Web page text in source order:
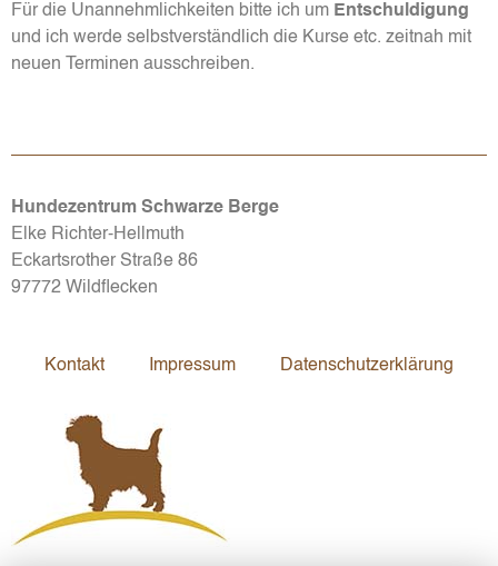
Für die Unannehmlichkeiten bitte ich um Entschuldigung
und ich werde selbstverständlich die Kurse etc. zeitnah mit
neuen Terminen ausschreiben.
Hundezentrum Schwarze Berge
Elke Richter-Hellmuth
Eckartsrother Straße 86
97772 Wildflecken
Kontakt Impressum Datenschutzerklärung